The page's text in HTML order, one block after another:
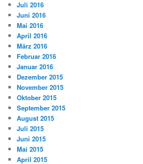
Juli 2016
Juni 2016
Mai 2016
April 2016
März 2016
Februar 2016
Januar 2016
Dezember 2015
November 2015
Oktober 2015
September 2015
August 2015
Juli 2015
Juni 2015
Mai 2015
April 2015